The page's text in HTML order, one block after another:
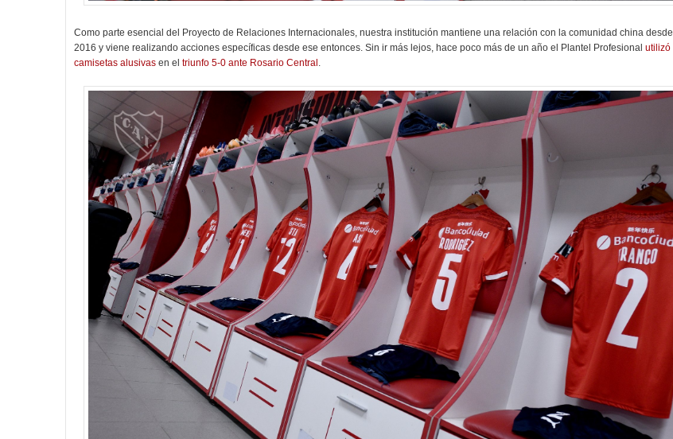
Como parte esencial del Proyecto de Relaciones Internacionales, nuestra institución mantiene una relación con la comunidad china desde
2016 y viene realizando acciones específicas desde ese entonces. Sin ir más lejos, hace poco más de un año el Plantel Profesional utilizó
camisetas alusivas en el triunfo 5-0 ante Rosario Central